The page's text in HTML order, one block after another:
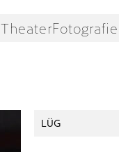
TheaterFotografie
LÜG